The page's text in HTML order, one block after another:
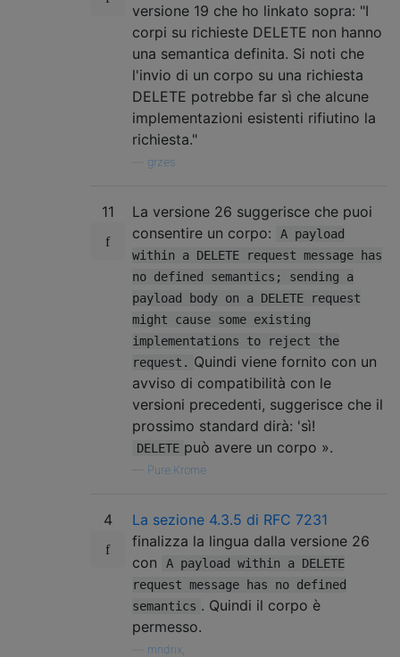
versione 19 che ho linkato sopra: "I
corpi su richieste DELETE non hanno
una semantica definita. Si noti che
l'invio di un corpo su una richiesta
DELETE potrebbe far sì che alcune
implementazioni esistenti rifiutino la
richiesta."
grzes
11
La versione 26 suggerisce che puoi
consentire un corpo:
A payload
within a DELETE request message has
no defined semantics; sending a
payload body on a DELETE request
might cause some existing
implementations to reject the
request. Quindi viene fornito con un
avviso di compatibilità con le
versioni precedenti, suggerisce che il
prossimo standard dirà: 'sì!
DELETE può avere un corpo ».
Pure.Krome
4
La sezione 4.3.5 di RFC 7231
finalizza la lingua dalla versione 26
con
A payload within a DELETE
request message has no defined
semantics . Quindi il corpo è
permesso.
mndrix,